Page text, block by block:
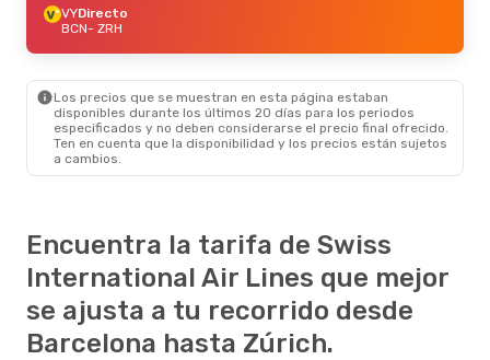
VYDirecto
BCN- ZRH
Los precios que se muestran en esta página estaban
disponibles durante los últimos 20 días para los periodos
especificados y no deben considerarse el precio final ofrecido.
Ten en cuenta que la disponibilidad y los precios están sujetos
a cambios.
Encuentra la tarifa de Swiss
International Air Lines que mejor
se ajusta a tu recorrido desde
Barcelona hasta Zúrich.